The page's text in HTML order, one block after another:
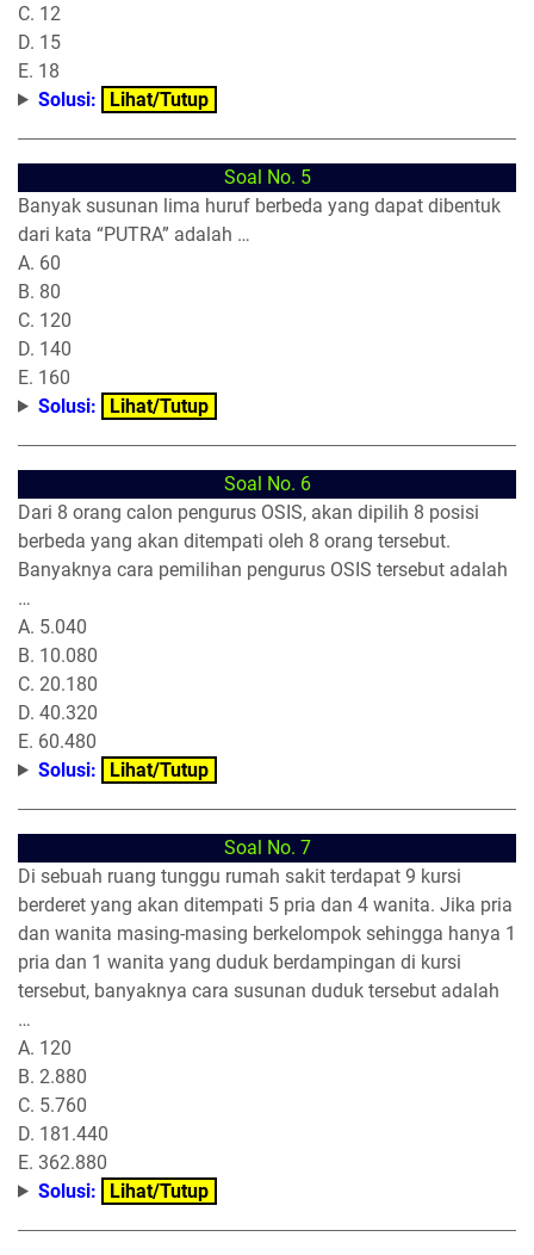
C. 12
D. 15
E. 18
Solusi:
Lihat/Tutup
Soal No. 5
Banyak susunan lima huruf berbeda yang dapat dibentuk
dari kata “PUTRA” adalah …
A. 60
B. 80
C. 120
D. 140
E. 160
Solusi:
Lihat/Tutup
Soal No. 6
Dari 8 orang calon pengurus OSIS, akan dipilih 8 posisi
berbeda yang akan ditempati oleh 8 orang tersebut.
Banyaknya cara pemilihan pengurus OSIS tersebut adalah
…
A. 5.040
B. 10.080
C. 20.180
D. 40.320
E. 60.480
Solusi:
Lihat/Tutup
Soal No. 7
Di sebuah ruang tunggu rumah sakit terdapat 9 kursi
berderet yang akan ditempati 5 pria dan 4 wanita. Jika pria
dan wanita masing-masing berkelompok sehingga hanya 1
pria dan 1 wanita yang duduk berdampingan di kursi
tersebut, banyaknya cara susunan duduk tersebut adalah
…
A. 120
B. 2.880
C. 5.760
D. 181.440
E. 362.880
Solusi:
Lihat/Tutup